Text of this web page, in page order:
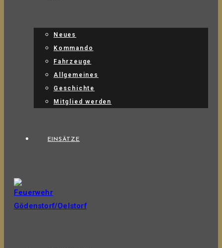
Neues
Kommando
Fahrzeuge
Allgemeines
Geschichte
Mitglied werden
EINSÄTZE